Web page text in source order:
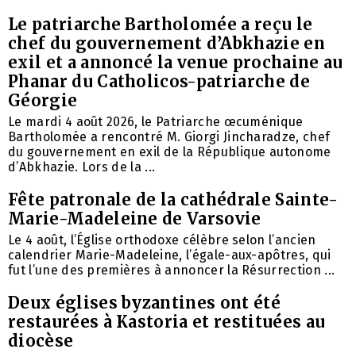
Le patriarche Bartholomée a reçu le
chef du gouvernement d’Abkhazie en
exil et a annoncé la venue prochaine au
Phanar du Catholicos-patriarche de
Géorgie
Le mardi 4 août 2026, le Patriarche œcuménique
Bartholomée a rencontré M. Giorgi Jincharadze, chef
du gouvernement en exil de la République autonome
d’Abkhazie. Lors de la ...
Fête patronale de la cathédrale Sainte-
Marie-Madeleine de Varsovie
Le 4 août, l’Église orthodoxe célèbre selon l’ancien
calendrier Marie-Madeleine, l’égale-aux-apôtres, qui
fut l’une des premières à annoncer la Résurrection ...
Deux églises byzantines ont été
restaurées à Kastoria et restituées au
diocèse